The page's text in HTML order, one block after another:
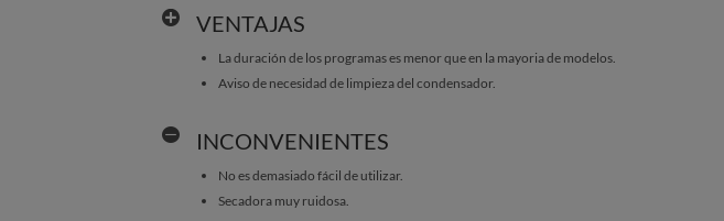
VENTAJAS
La duración de los programas es menor que en la mayoria de modelos.
Aviso de necesidad de limpieza del condensador.
INCONVENIENTES
No es demasiado fácil de utilizar.
Secadora muy ruidosa.